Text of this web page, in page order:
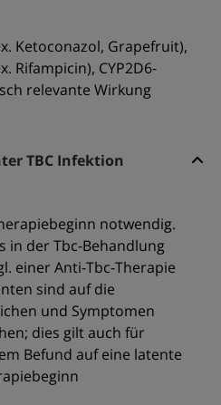
Ketoconazol, Grapefruit),
Rifampicin), CYP2D6-
relevante Wirkung
TBC Infektion
notwendig.
in der Tbc-Behandlung
einer Anti-Tbc-Therapie
sind auf die
und Symptomen
dies gilt auch für
Befund auf eine latente